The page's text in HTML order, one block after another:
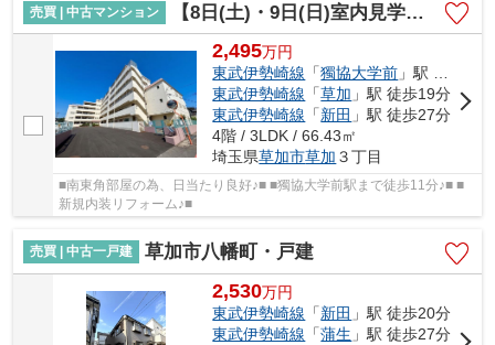
売買 | 中古マンション 【8日(土)・9日(日)室内見学可能】コープ松原
2,495万円
東武伊勢崎線 「獨協大学前 」駅 徒歩11分
東武伊勢崎線 「草加 」駅 徒歩19分
東武伊勢崎線 「新田 」駅 徒歩27分
4階 / 3LDK / 66.43㎡
埼玉県草加市草加 ３丁目
■南東角部屋の為、日当たり良好♪■ ■獨協大学前駅まで徒歩11分♪■ ■
新規内装リフォーム♪■
売買 | 中古一戸建 草加市八幡町・戸建
2,530万円
東武伊勢崎線 「新田 」駅 徒歩20分
東武伊勢崎線 「蒲生 」駅 徒歩27分